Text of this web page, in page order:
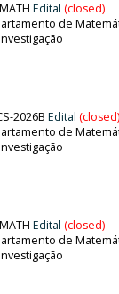
Edital (closed)
de
2026B Edital (closed)
de
Edital (closed)
de